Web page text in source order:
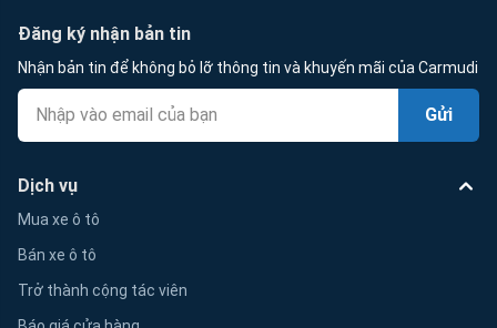
Đăng ký nhận bản tin
Nhận bản tin để không bỏ lỡ thông tin và khuyến mãi của Carmudi
Gửi
Dịch vụ
Mua xe ô tô
Bán xe ô tô
Trở thành cộng tác viên